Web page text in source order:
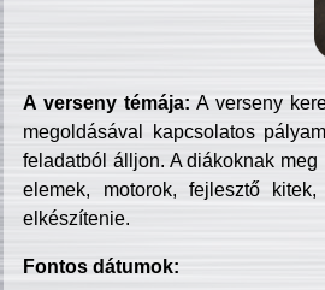
A verseny témája: A verseny
megoldásával kapcsolatos
feladatból álljon. A diákoknak
elemek, motorok, fejlesztő
elkészítenie.
Fontos dátumok: